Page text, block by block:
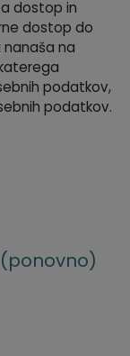
dostop in
dostop do
na
podatkov,
podatkov.